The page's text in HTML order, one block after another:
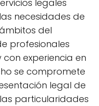
legales
necesidades de
del
profesionales
experiencia en
se compromete
legal de
particularidades